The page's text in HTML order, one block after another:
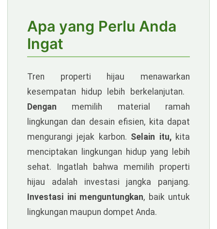
Apa yang Perlu Anda
Ingat
Tren properti hijau menawarkan
kesempatan hidup lebih berkelanjutan.
Dengan memilih material ramah
lingkungan dan desain efisien, kita dapat
mengurangi jejak karbon. Selain itu,kita
menciptakan lingkungan hidup yang lebih
sehat. Ingatlah bahwa memilih properti
hijau adalah investasi jangka panjang.
Investasi ini menguntungkan, baik untuk
lingkungan maupun dompet Anda.